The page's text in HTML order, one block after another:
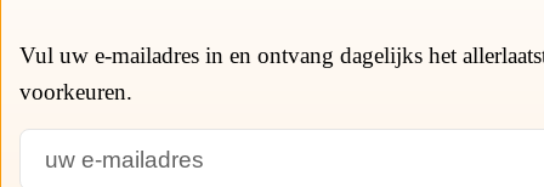
Vul uw e-mailadres in en ontvang dagelijks het
voorkeuren.